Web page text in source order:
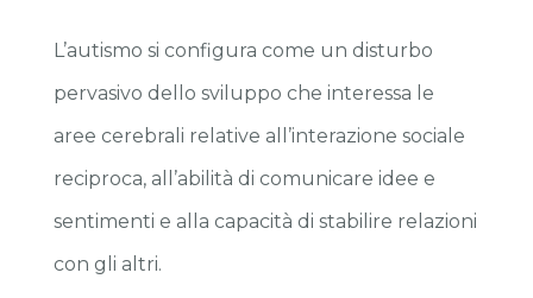
L’autismo si configura come un disturbo
pervasivo dello sviluppo che interessa le
aree cerebrali relative all’interazione sociale
reciproca, all’abilità di comunicare idee e
sentimenti e alla capacità di stabilire relazioni
con gli altri.